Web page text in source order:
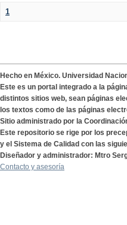
1
Hecho en México. Universidad
Este es un portal integrado a la
distintos sitios web, sean páginas
los textos como de las páginas
Sitio administrado por la
Este repositorio se rige por los
y el Sistema de Calidad con las
Diseñador y administrador: Mtro
Contacto y asesoría